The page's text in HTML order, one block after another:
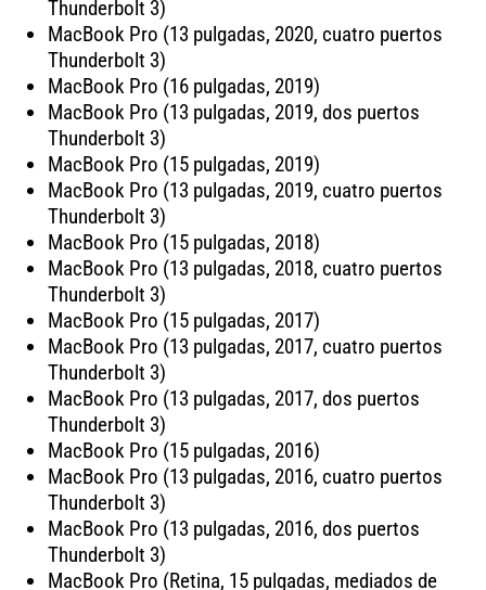
Thunderbolt 3)
MacBook Pro (13 pulgadas, 2020, cuatro puertos
Thunderbolt 3)
MacBook Pro (16 pulgadas, 2019)
MacBook Pro (13 pulgadas, 2019, dos puertos
Thunderbolt 3)
MacBook Pro (15 pulgadas, 2019)
MacBook Pro (13 pulgadas, 2019, cuatro puertos
Thunderbolt 3)
MacBook Pro (15 pulgadas, 2018)
MacBook Pro (13 pulgadas, 2018, cuatro puertos
Thunderbolt 3)
MacBook Pro (15 pulgadas, 2017)
MacBook Pro (13 pulgadas, 2017, cuatro puertos
Thunderbolt 3)
MacBook Pro (13 pulgadas, 2017, dos puertos
Thunderbolt 3)
MacBook Pro (15 pulgadas, 2016)
MacBook Pro (13 pulgadas, 2016, cuatro puertos
Thunderbolt 3)
MacBook Pro (13 pulgadas, 2016, dos puertos
Thunderbolt 3)
MacBook Pro (Retina, 15 pulgadas, mediados de